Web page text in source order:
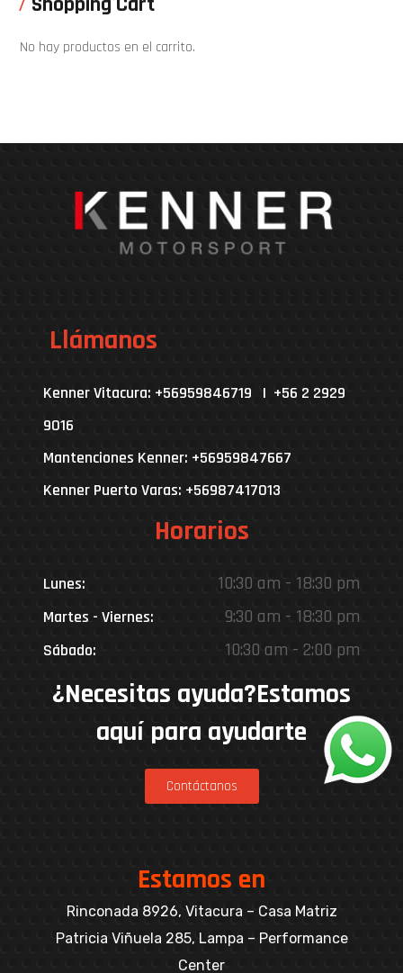
No hay productos en el carrito.
Llámanos
Kenner Vitacura: +56959846719 | +56 2 2929
9016
Mantenciones Kenner: +56959847667
Kenner Puerto Varas: +56987417013
Horarios
Lunes: 10:30 am - 18:30 pm
Martes - Viernes: 9:30 am - 18:30 pm
Sábado: 10:30 am - 2:00 pm
¿Necesitas ayuda?Estamos
aquí para ayudarte
Contáctanos
Estamos en
Rinconada 8926, Vitacura – Casa Matriz
Patricia Viñuela 285, Lampa – Performance
Center